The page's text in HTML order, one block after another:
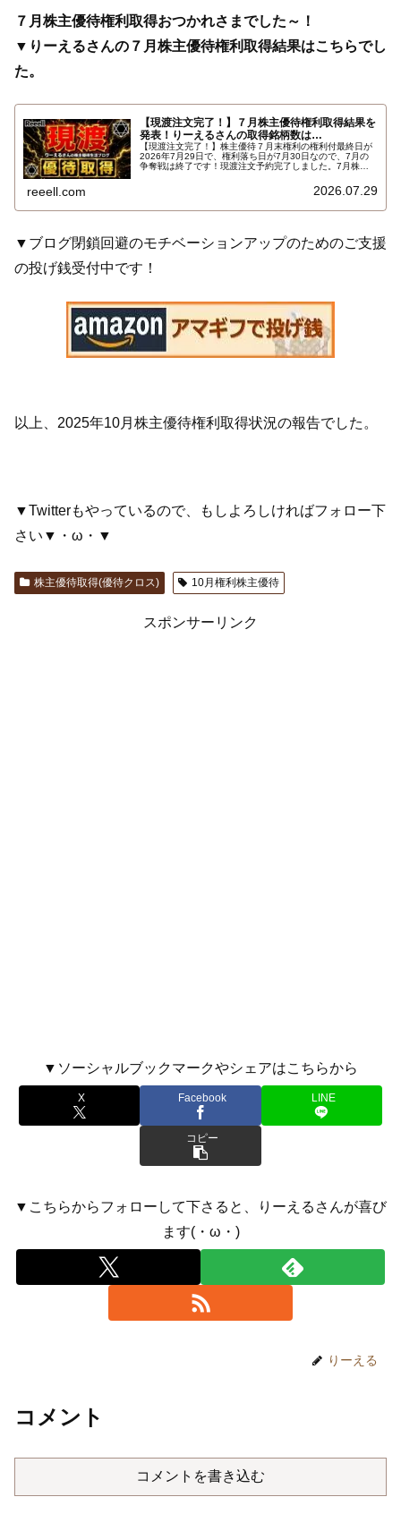
７月株主優待権利取得おつかれさまでした～！
▼りーえるさんの７月株主優待権利取得結果はこちらでし
た。
【現渡注文完了！】７月株主優待権利取得結果を
発表！りーえるさんの取得銘柄数は…
【現渡注文完了！】株主優待７月末権利の権利付最終日が
2026年7月29日で、権利落ち日が7月30日なので、7月の
争奪戦は終了です！現渡注文予約完了しました。7月株主
reeell.com 2026.07.29
▼ブログ閉鎖回避のモチベーションアップのためのご支援
の投げ銭受付中です！
以上、2025年10月株主優待権利取得状況の報告でした。
▼Twitterもやっているので、もしよろしければフォロー下
さい▼・ω・▼
株主優待取得(優待クロス) 10月権利株主優待
スポンサーリンク
▼ソーシャルブックマークやシェアはこちらから
X Facebook LINE
コピー
▼こちらからフォローして下さると、りーえるさんが喜び
ます(・ω・)
りーえる
コメント
コメントを書き込む